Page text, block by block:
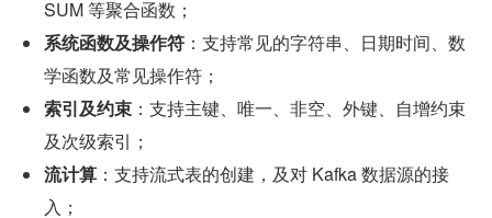
SUM 等聚合函数；
系统函数及操作符 ：支持常见的字符串、日期时间、数
学函数及常见操作符；
索引及约束 ：支持主键、唯一、非空、外键、自增约束
及次级索引；
流计算 ：支持流式表的创建，及对 Kafka 数据源的接
入；